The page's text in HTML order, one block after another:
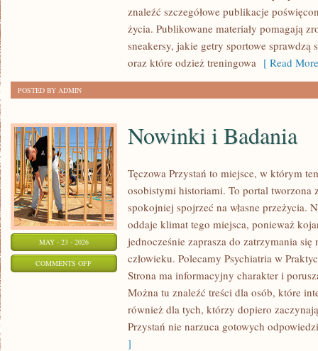
SPORTOWE
znaleźć szczegółowe publikacje
życia. Publikowane materiały pomagają
sneakersy, jakie getry sportowe sprawdzą
oraz które odzież treningowa [ Read
POSTED BY ADMIN
MAY - 23 - 2026
COMMENTS OFFON
Nowinki i Badania
Tęczowa Przystań to miejsce, w którym
osobistymi historiami. To portal tworzona
spokojniej spojrzeć na własne przeżycia.
oddaje klimat tego miejsca, ponieważ
jednocześnie zaprasza do zatrzymania
człowieku. Polecamy Psychiatria w
Strona ma informacyjny charakter i
Można tu znaleźć treści dla osób, które
również dla tych, którzy dopiero
Przystań nie narzuca gotowych
]